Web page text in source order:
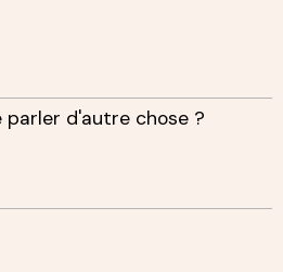
d'autre chose ?